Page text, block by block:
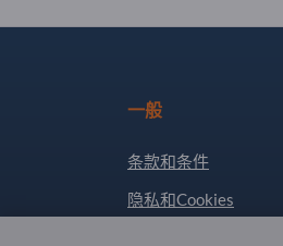
一般
条款和条件
隐私和Cookies